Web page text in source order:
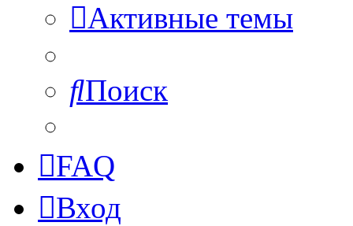
Активные темы
Поиск
FAQ
Вход